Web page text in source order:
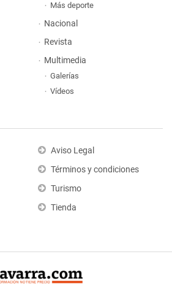
Más deporte
Nacional
Revista
Multimedia
Galerías
Vídeos
Aviso Legal
Términos y condiciones
Turismo
Tienda